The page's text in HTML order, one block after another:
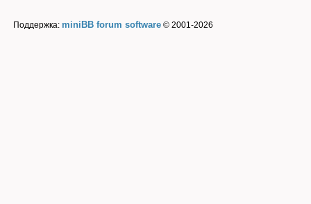
Поддержка: miniBB forum software © 2001-2026